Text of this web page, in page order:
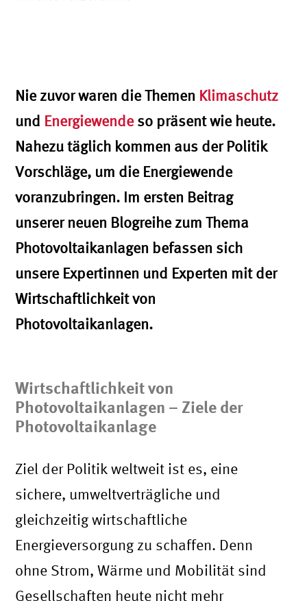
Nie zuvor waren die Themen Klimaschutz
und Energiewendeso präsent wie heute.
Nahezu täglich kommen aus der Politik
Vorschläge, um die Energiewende
voranzubringen. Im ersten Beitrag
unserer neuen Blogreihe zum Thema
Photovoltaikanlagen befassen sich
unsere Expertinnen und Experten mit der
Wirtschaftlichkeit von
Photovoltaikanlagen.
Wirtschaftlichkeit von
Photovoltaikanlagen – Ziele der
Photovoltaikanlage
Ziel der Politik weltweit ist es, eine
sichere, umweltverträgliche und
gleichzeitig wirtschaftliche
Energieversorgung zu schaffen. Denn
ohne Strom, Wärme und Mobilität sind
Gesellschaften heute nicht mehr